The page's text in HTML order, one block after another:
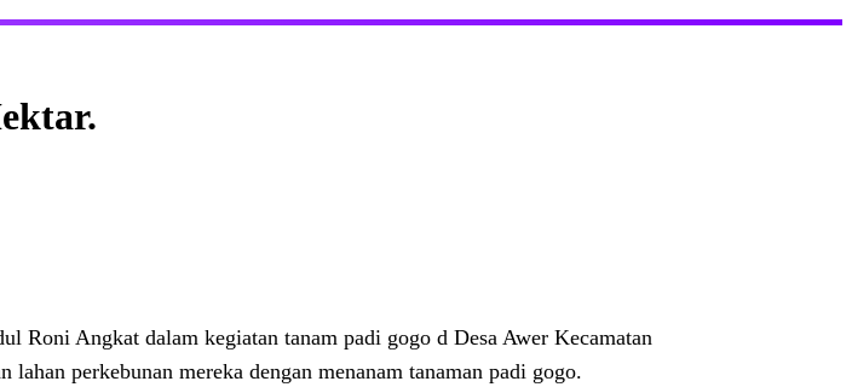
Angkat dalam kegiatan tanam padi gogo d Desa Awer Kecamatan
perkebunan mereka dengan menanam tanaman padi gogo.